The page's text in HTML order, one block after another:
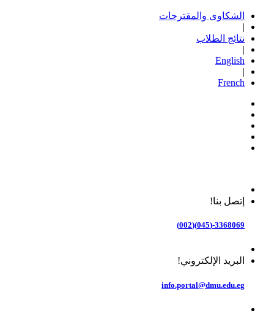
الشكاوى والمقترحات
|
نتائج الطلاب
|
English
|
French
إتصل بنا!
3368069-(045)(002)
البريد الإلكتروني!
info.portal@dmu.edu.eg